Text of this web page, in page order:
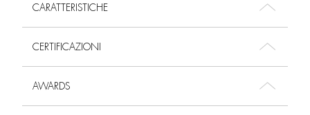
CARATTERISTICHE
CERTIFICAZIONI
AWARDS